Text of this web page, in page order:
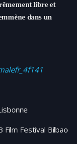
libre et
dans un
Film Festival Bilbao